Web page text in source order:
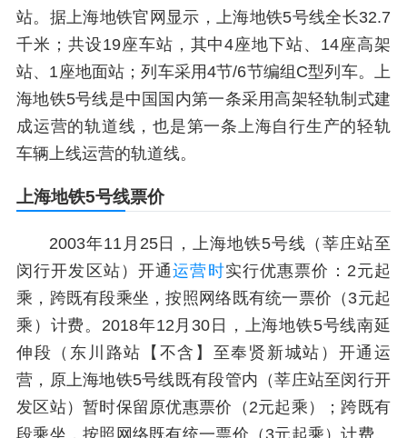
站。据上海地铁官网显示，上海地铁5号线全长32.7
千米；共设19座车站，其中4座地下站、14座高架
站、1座地面站；列车采用4节/6节编组C型列车。上
海地铁5号线是中国国内第一条采用高架轻轨制式建
成运营的轨道线，也是第一条上海自行生产的轻轨
车辆上线运营的轨道线。
上海地铁5号线票价
2003年11月25日，上海地铁5号线（莘庄站至
闵行开发区站）开通运营时实行优惠票价：2元起
乘，跨既有段乘坐，按照网络既有统一票价（3元起
乘）计费。2018年12月30日，上海地铁5号线南延
伸段（东川路站【不含】至奉贤新城站）开通运
营，原上海地铁5号线既有段管内（莘庄站至闵行开
发区站）暂时保留原优惠票价（2元起乘）；跨既有
段乘坐，按照网络既有统一票价（3元起乘）计费。